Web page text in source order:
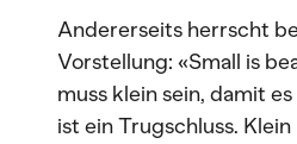
Andererseits herrscht
Vorstellung: «Small is
muss klein sein, damit
ist ein Trugschluss.